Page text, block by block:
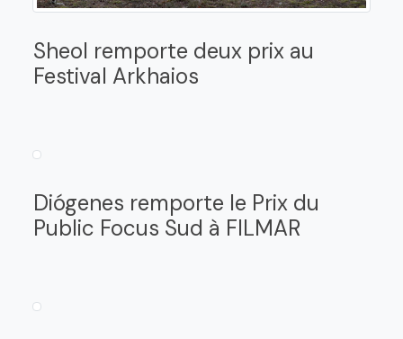
Sheol remporte deux prix au
Festival Arkhaios
Diógenes remporte le Prix du
Public Focus Sud à FILMAR